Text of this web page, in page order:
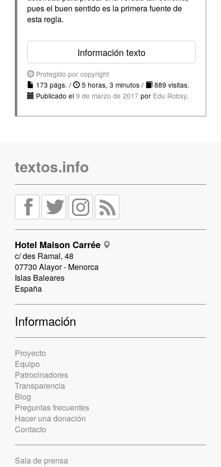
pues el buen sentido es la primera fuente de
esta regla.
Información texto
Protegido por copyright
173 págs. /
5 horas, 3 minutos /
889 visitas.
Publicado el 9 de marzo de 2017 por Edu Robsy.
textos.info
Hotel Maison Carrée
c/ des Ramal, 48
07730 Alayor - Menorca
Islas Baleares
España
Información
Proyecto
Equipo
Patrocinadores
Transparencia
Blog
Preguntas frecuentes
Hacer una donación
Contacto
Sala de prensa